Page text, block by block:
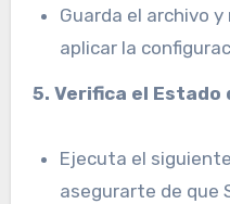
Guarda el archivo
aplicar la
5. Verifica el Estado
Ejecuta el
asegurarte de que